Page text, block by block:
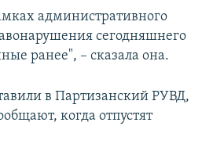
административного
сегодняшнего
ранее", – сказала она.
в Партизанский РУВД,
когда отпустят